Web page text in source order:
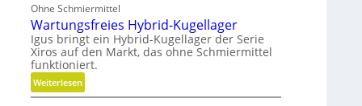
d
g
e
t
r
i
e
o
t
e
n
z
i
a
Ohne Schmiermittel
Wartungsfreies Hybrid-Kugellager
Igus bringt ein Hybrid-Kugellager der Serie
Xiros auf den Markt, das ohne Schmiermittel
funktioniert.
Weiterlesen:
W